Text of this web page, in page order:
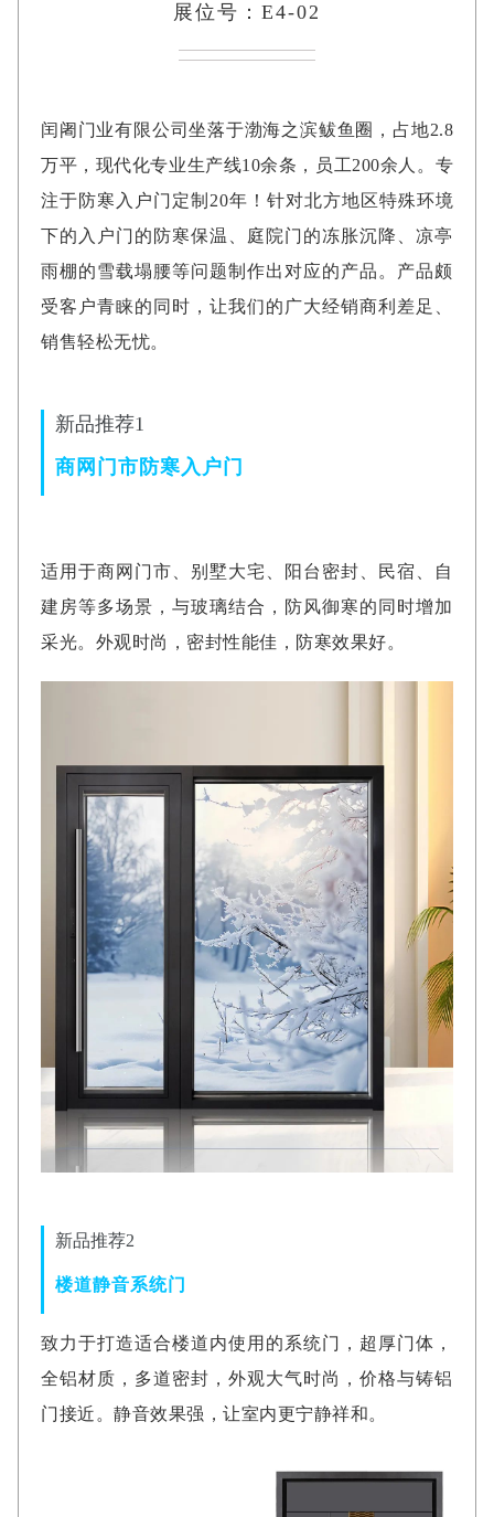
展位号：E4-02
闰阇门业有限公司坐落于渤海之滨鲅鱼圈，占地2.8
万平，现代化专业生产线10余条，员工200余人。专
注于防寒入户门定制20年！针对北方地区特殊环境
下的入户门的防寒保温、庭院门的冻胀沉降、凉亭
雨棚的雪载塌腰等问题制作出对应的产品。产品颇
受客户青睐的同时，让我们的广大经销商利差足、
销售轻松无忧。
新品推荐1
商网门市防寒入户门
适用于商网门市、别墅大宅、阳台密封、民宿、自
建房等多场景，与玻璃结合，防风御寒的同时增加
采光。外观时尚，密封性能佳，防寒效果好。
新品推荐2
楼道静音系统门
致力于打造适合楼道内使用的系统门，超厚门体，
全铝材质，多道密封，外观大气时尚，价格与铸铝
门接近。静音效果强，让室内更宁静祥和。